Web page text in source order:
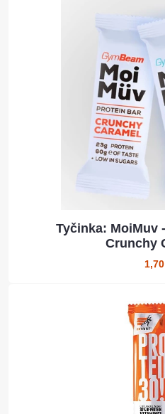
Tyčinka: MoiMuv
Crunchy